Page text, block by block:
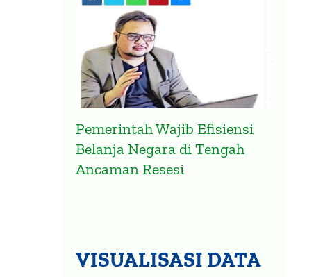
Pemerintah Wajib Efisiensi
Belanja Negara di Tengah
Ancaman Resesi
VISUALISASI DATA